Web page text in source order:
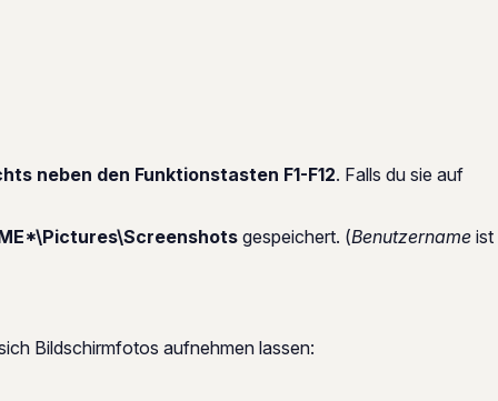
neben den Funktionstasten F1-F12. Falls du sie auf
gespeichert. (Benutzername ist
Bildschirmfotos aufnehmen lassen: